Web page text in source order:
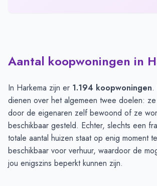
Aantal koopwoningen in
In Harkema zijn er 1.194 koopwoningen.
dienen over het algemeen twee doelen:
door de eigenaren zelf bewoond of ze
beschikbaar gesteld. Echter, slechts een
totale aantal huizen staat op enig moment
beschikbaar voor verhuur, waardoor de
jou enigszins beperkt kunnen zijn.